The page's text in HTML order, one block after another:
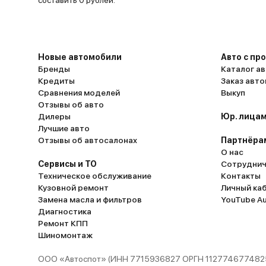
Новые автомобили
Бренды
Кредиты
Сравнения моделей
Отзывы об авто
Дилеры
Лучшие авто
Отзывы об автосалонах
Сервисы и ТО
Техническое обслуживание
Кузовной ремонт
Замена масла и фильтров
Диагностика
Ремонт КПП
Шиномонтаж
Авто с
Каталог
Заказ
Выкуп
Юр.
О нас
Контакты
Личный
YouTube
ООО «Автоспот» (ИНН 7715936827 ОРГН